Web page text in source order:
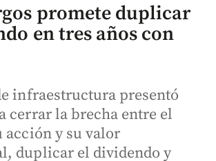
promete duplicar
en tres años con
infraestructura presentó
cerrar la brecha entre el
acción y su valor
duplicar el dividendo y